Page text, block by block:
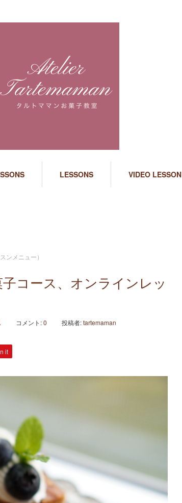
LESSONS VIDEO LESSON
ンメニュー）
コース、オンラインレッ
コメント:0 投稿者:tartemaman
it